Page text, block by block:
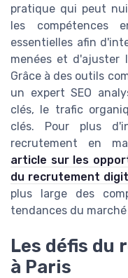
pratique qui peut
les compétences
essentielles afin
menées et d'ajuster
Grâce à des outils
un expert SEO
clés, le trafic
clés. Pour plus
recrutement en
article sur les
du recrutement
plus large des
tendances du
Les défis du
à Paris